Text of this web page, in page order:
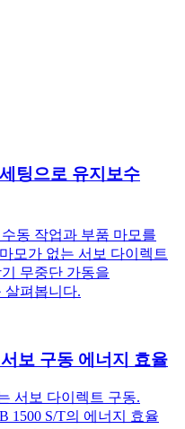
팅으로 유지보수
동 작업과 부품 마모를
모가 없는 서보 다이렉트
무중단 가동을
살펴봅니다.
보 구동 에너지 효율
서보 다이렉트 구동.
1500 S/T의 에너지 효율